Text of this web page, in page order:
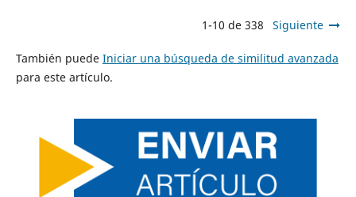
1-10 de 338 Siguiente
También puede Iniciar una búsqueda de similitud avanzada
para este artículo.